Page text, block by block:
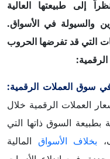
إلى طبيعتها العالية
والسيولة في الأسواق.
التي قد تفرضها الحروب
العملات الرقمية خلال
بطبيعة السوق ذاتها التي
بخلاف الأسواق المالية